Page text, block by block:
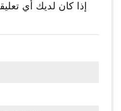
إذا كان لديك أي